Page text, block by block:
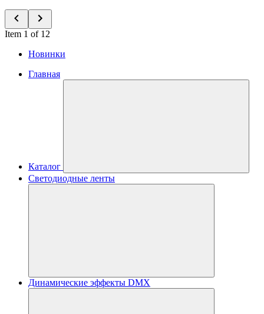
Item 1 of 12
Новинки
Главная
Каталог
Светодиодные ленты
Динамические эффекты DMX